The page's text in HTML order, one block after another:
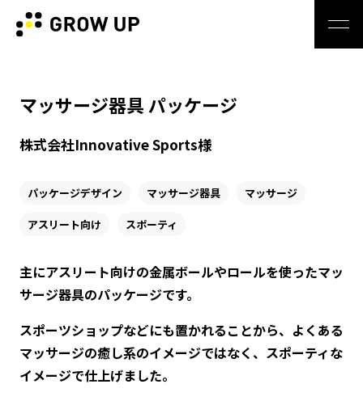
マッサージ器具 パッケージ
株式会社Innovative Sports様
パッケージデザイン マッサージ器具 マッサージ
アスリート向け スポーティ
主にアスリート向けの金属ボールやロールを使ったマッ
サージ器具のパッケージです。
スポーツショップなどにも置かれることから、よくある
マッサージの癒し系のイメージではなく、スポーティな
イメージで仕上げました。